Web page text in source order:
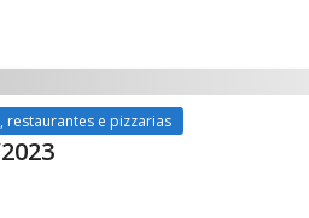
restaurantes e pizzarias